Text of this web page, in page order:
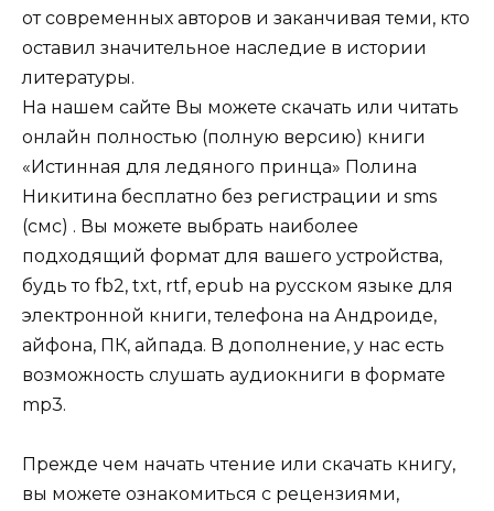
от современных авторов и заканчивая теми, кто
оставил значительное наследие в истории
литературы.
На нашем сайте Вы можете скачать или читать
онлайн полностью (полную версию) книги
«Истинная для ледяного принца» Полина
Никитина бесплатно без регистрации и sms
(смс) . Вы можете выбрать наиболее
подходящий формат для вашего устройства,
будь то fb2, txt, rtf, epub на русском языке для
электронной книги, телефона на Андроиде,
айфона, ПК, айпада. В дополнение, у нас есть
возможность слушать аудиокниги в формате
mp3.
Прежде чем начать чтение или скачать книгу,
вы можете ознакомиться с рецензиями,